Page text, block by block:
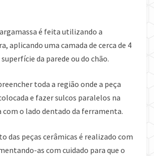
é feita utilizando a
aplicando uma camada de cerca de 4
da parede ou do chão.
toda a região onde a peça
e fazer sulcos paralelos na
com o lado dentado da ferramenta.
das peças cerâmicas é realizado com
as com cuidado para que o